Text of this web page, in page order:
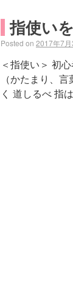
指使い
Posted on 2017年7月
＜指使い＞ 初
（かたまり、
く 道しるべ 指